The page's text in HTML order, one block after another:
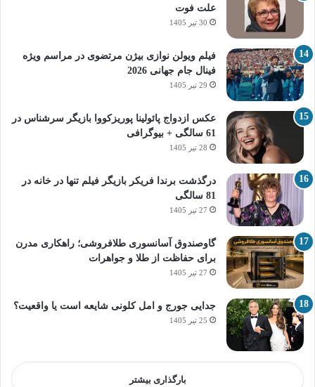
علت فوت
30 تیر 1405
فیلم ویولن نوازی بیژن مرتضوی در مراسم ویژه
فینال جام جهانی 2026
29 تیر 1405
عکس ازدواج پائولینا پوریزکووا بازیگر سرشناس در
61 سالگی + بیوگرافی
28 تیر 1405
درگذشت برندا فریکر بازیگر فیلم تنها در خانه در
81 سالگی
27 تیر 1405
گاوصندوق آسانسوری طلافروشی؛ راهکاری مدرن
برای حفاظت از طلا و جواهرات
27 تیر 1405
جدایی جورج و امل کلونی شایعه است یا واقعیت؟
25 تیر 1405
بارگذاری بیشتر